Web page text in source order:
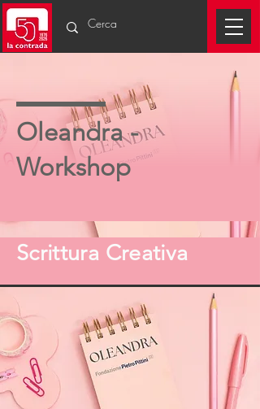
Oleandra -
Workshop
Scrittura Creativa